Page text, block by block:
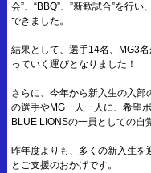
会”、“BBQ”、”新歓試合”を行
できました。
結果として、選手14名、MG3
っていく運びとなりました！
さらに、今年から新入生の入
の選手やMG一人一人に、希望
BLUE LIONSの一員としての自
昨年度よりも、多くの新入生を
とご支援のおかげです。